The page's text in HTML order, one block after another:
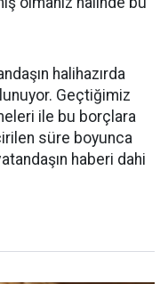
halihazırda
Geçtiğimiz
ile bu borçlara
süre boyunca
haberi dahi